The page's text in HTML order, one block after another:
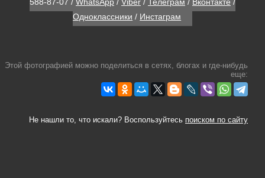
588-87-07 / WhatsApp / Viber / Телеграм / Вконтакте /
Одноклассники / Инстаграм
Этой фотографией можно поделиться в сетях, блогах и где-нибудь
еще:
Не нашли то, что искали? Воспользуйтесь поиском по сайту